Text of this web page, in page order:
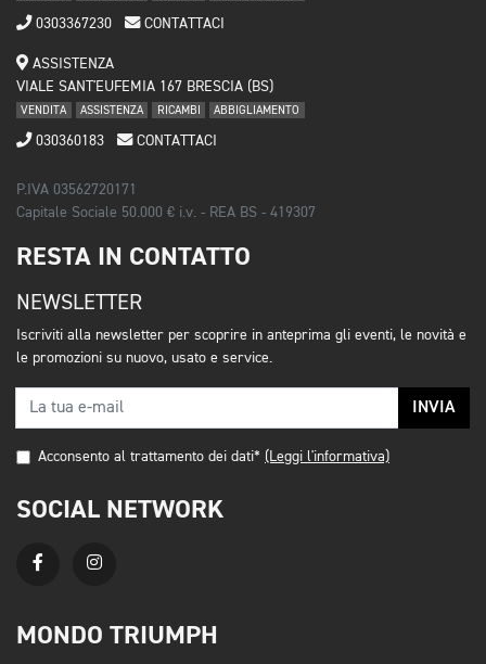
0303367230 CONTATTACI
ASSISTENZA
VIALE SANT'EUFEMIA 167 BRESCIA (BS)
VENDITA ASSISTENZA RICAMBI ABBIGLIAMENTO
030360183 CONTATTACI
P.IVA 03562720171
Capitale Sociale 50.000 € i.v. - REA BS - 419307
RESTA IN CONTATTO
NEWSLETTER
Iscriviti alla newsletter per scoprire in anteprima gli eventi, le novità e
le promozioni su nuovo, usato e service.
INVIA
Acconsento al trattamento dei dati* (Leggi l'informativa)
SOCIAL NETWORK
MONDO TRIUMPH